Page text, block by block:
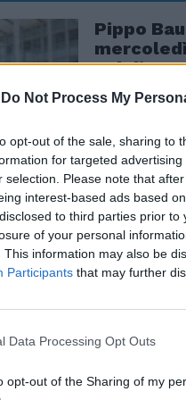
Do Not Process My
opt-out of the sale, sharing to
for targeted
selection. Please note that
interest-based ads based
to third parties prior
of your personal
This information may also be
Participants that may further
Data Processing Opt Outs
opt-out of the Sharing of my
Pippo
Val di
ardente a
protetto da De
famiglia che seppe
Non si nascose
attacchi. Celebre
socialista e
una televisione
la sua consueta